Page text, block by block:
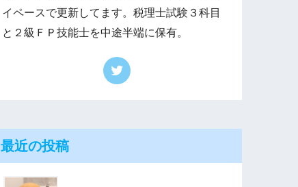
イペースで更新してます。税理士試験３科目
と２級ＦＰ技能士を中途半端に保有。
最近の投稿